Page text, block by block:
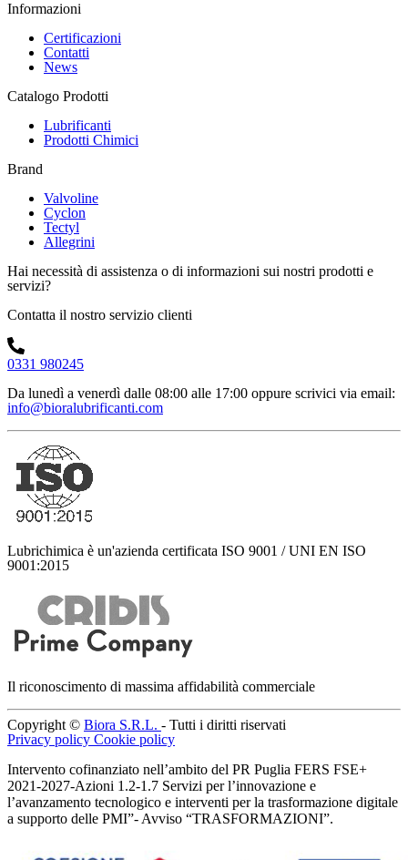
Informazioni
Certificazioni
Contatti
News
Catalogo Prodotti
Lubrificanti
Prodotti Chimici
Brand
Valvoline
Cyclon
Tectyl
Allegrini
Hai necessità di assistenza o di informazioni sui nostri prodotti e
servizi?
Contatta il nostro servizio clienti
0331 980245
Da lunedì a venerdì dalle 08:00 alle 17:00 oppure scrivici via email:
info@bioralubrificanti.com
Lubrichimica è un'azienda certificata ISO 9001 / UNI EN ISO
9001:2015
Il riconoscimento di massima affidabilità commerciale
Copyright © Biora S.R.L. - Tutti i diritti riservati
Privacy policy Cookie policy
Intervento cofinanziato nell’ambito del PR Puglia FERS FSE+
2021-2027-Azioni 1.2-1.7 Servizi per l’innovazione e
l’avanzamento tecnologico e interventi per la trasformazione digitale
a supporto delle PMI”- Avviso “TRASFORMAZIONI”.